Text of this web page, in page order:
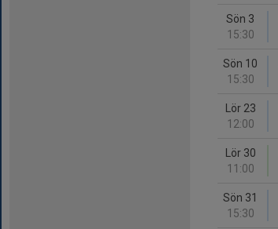
Sön 3
15:30
Sön 10
15:30
Lör 23
12:00
Lör 30
11:00
Sön 31
15:30